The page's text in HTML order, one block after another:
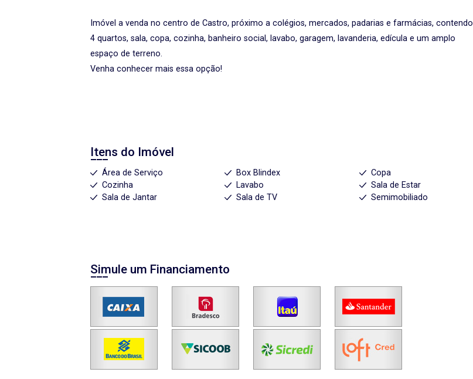
Imóvel a venda no centro de Castro, próximo a colégios, mercados, padarias e farmácias, contendo
4 quartos, sala, copa, cozinha, banheiro social, lavabo, garagem, lavanderia, edícula e um amplo
espaço de terreno.
Venha conhecer mais essa opção!
Itens do Imóvel
Área de Serviço Box Blindex
Copa
Cozinha
Lavabo
Sala de Estar
Sala de Jantar
Sala de TV Semimobiliado
Simule um Financiamento